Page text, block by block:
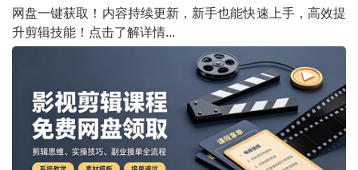
网盘一键获取！内容持续更新，新手也能快速上手，高效提
升剪辑技能！点击了解详情...